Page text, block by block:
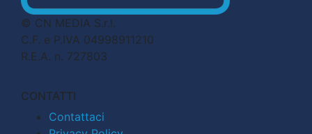
© CN MEDIA S.r.l.
C.F. e P.IVA 04998911210
R.E.A. n. 727803
CONTATTI
Contattaci